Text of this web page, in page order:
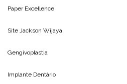
Paper Excellence
Site Jackson Wijaya
Gengivoplastia
Implante Dentário